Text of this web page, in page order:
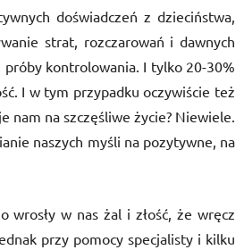
doświadczeń z dzieciństwa,
strat, rozczarowań i dawnych
próby kontrolowania. I tylko 20-30%
I w tym przypadku oczywiście też
nam na szczęśliwe życie? Niewiele.
naszych myśli na pozytywne, na
wrosły w nas żal i złość, że wręcz
przy pomocy specjalisty i kilku